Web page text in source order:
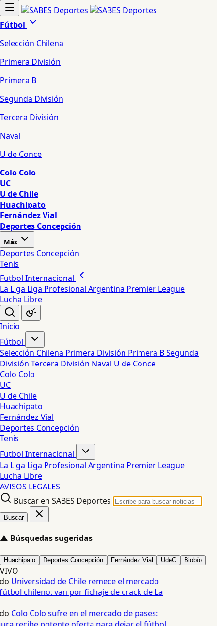
Fútbol
Selección Chilena
Primera División
Primera B
Segunda División
Tercera División
Naval
U de Conce
Colo Colo
UC
U de Chile
Huachipato
Fernández Vial
Deportes Concepción
Más
Deportes Concepción
Tenis
Futbol Internacional
La Liga Liga Profesional Argentina Premier League
Lucha Libre
Inicio
Fútbol
Selección Chilena Primera División Primera BSegunda
División Tercera División Naval U de Conce
Colo Colo
UC
U de Chile
Huachipato
Fernández Vial
Deportes Concepción
Tenis
Futbol Internacional
La Liga Liga Profesional Argentina Premier League
Lucha Libre
AVISOS LEGALES
Buscar en SABES Deportes
Buscar
▲ Búsquedas sugeridas
Huachipato Deportes Concepción Fernández Vial UdeC Biobío
VIVO
Universidad de Chile remece el mercado
chileno: van por fichaje de crack de La
Colo Colo sufre en el mercado de pases:
recibe potente oferta para dejar el fútbol